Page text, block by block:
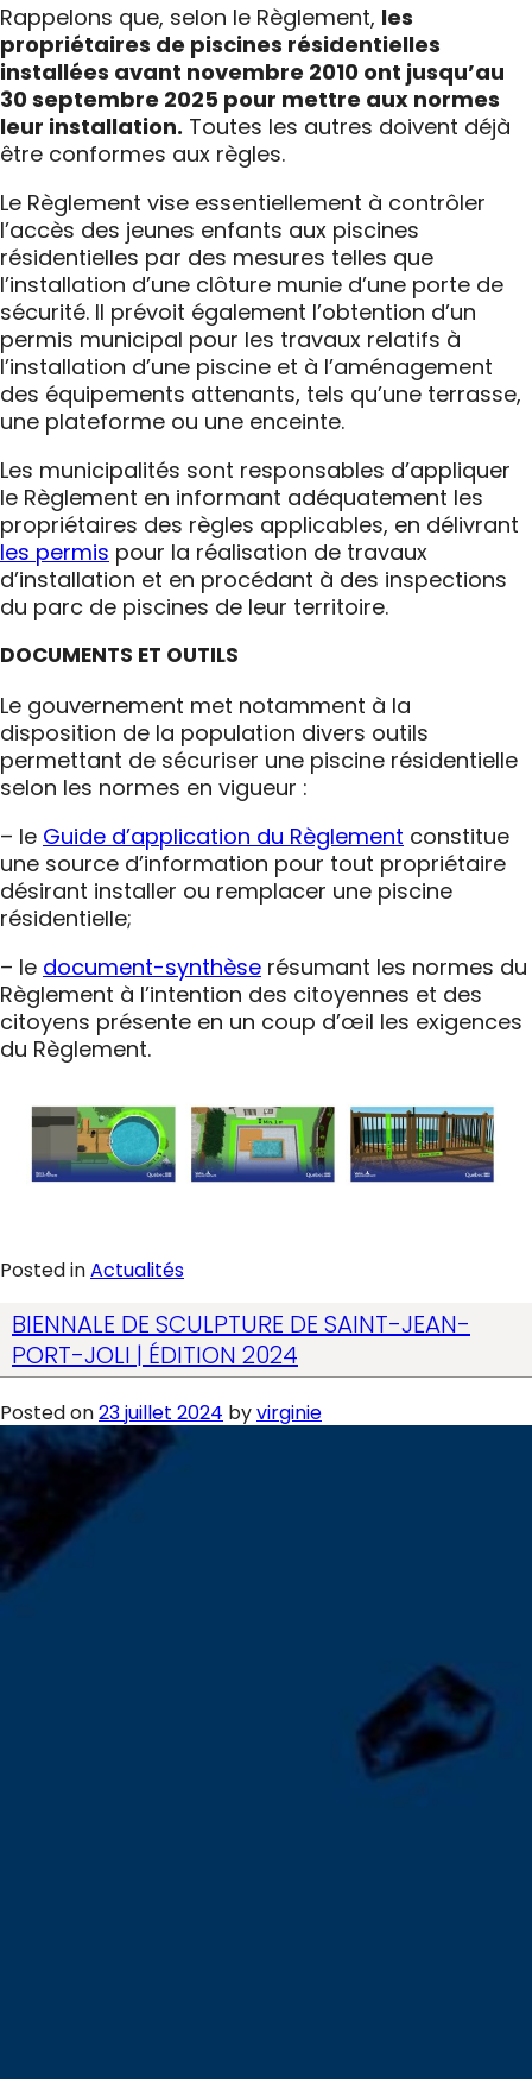
Rappelons que, selon le Règlement, les
propriétaires de piscines résidentielles
installées avant novembre 2010 ont jusqu’au
30 septembre 2025 pour mettre aux normes
leur installation. Toutes les autres doivent déjà
être conformes aux règles.
Le Règlement vise essentiellement à contrôler
l’accès des jeunes enfants aux piscines
résidentielles par des mesures telles que
l’installation d’une clôture munie d’une porte de
sécurité. Il prévoit également l’obtention d’un
permis municipal pour les travaux relatifs à
l’installation d’une piscine et à l’aménagement
des équipements attenants, tels qu’une terrasse,
une plateforme ou une enceinte.
Les municipalités sont responsables d’appliquer
le Règlement en informant adéquatement les
propriétaires des règles applicables, en délivrant
les permis pour la réalisation de travaux
d’installation et en procédant à des inspections
du parc de piscines de leur territoire.
DOCUMENTS ET OUTILS
Le gouvernement met notamment à la
disposition de la population divers outils
permettant de sécuriser une piscine résidentielle
selon les normes en vigueur :
– le Guide d’application du Règlement constitue
une source d’information pour tout propriétaire
désirant installer ou remplacer une piscine
résidentielle;
– le document-synthèse résumant les normes du
Règlement à l’intention des citoyennes et des
citoyens présente en un coup d’œil les exigences
du Règlement.
Posted inActualités
BIENNALE DE SCULPTURE DE SAINT-JEAN-
PORT-JOLI | ÉDITION 2024
Posted on23 juillet 2024 byvirginie